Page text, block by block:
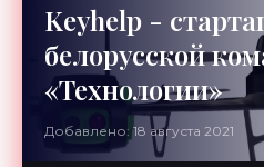
Keyhelp -
белорусской
«Технологии»
Добавлено: 18 августа 2021